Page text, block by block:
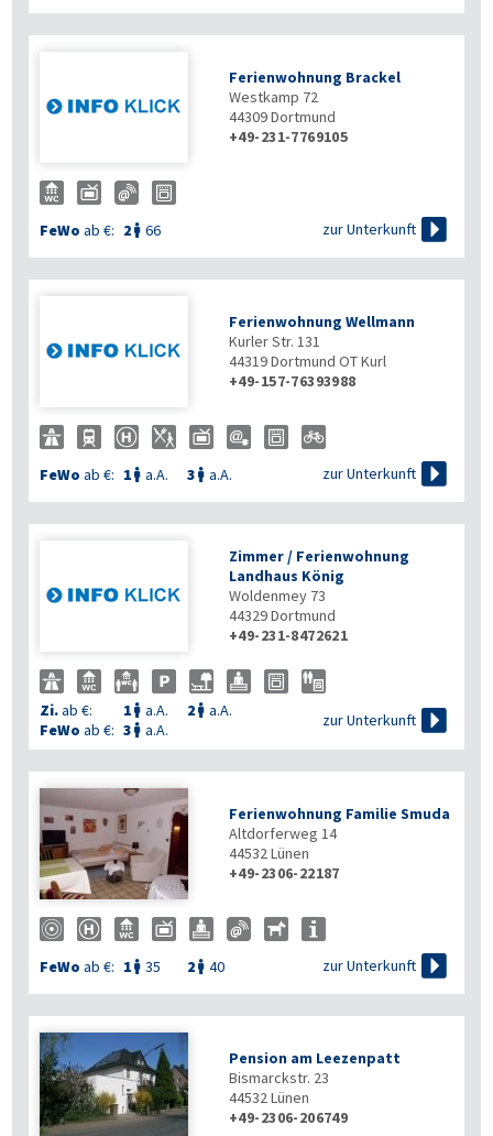
Ferienwohnung Brackel
Westkamp 72
44309Dortmund
+49-231-7769105
FeWo ab €: 2  66 zur Unterkunft 
Ferienwohnung Wellmann
Kurler Str. 131
44319Dortmund OT Kurl
+49-157-76393988
FeWo ab €: 1  a.A. 3  a.A. zur Unterkunft 
Zimmer / Ferienwohnung
Landhaus König
Woldenmey 73
44329Dortmund
+49-231-8472621
Zi.ab €: 1  a.A. 2  a.A.
FeWo ab €: 3  a.A.
zur Unterkunft 
Ferienwohnung Familie Smuda
Altdorferweg 14
44532Lünen
+49-2306-22187
FeWo ab €: 1  35 2  40 zur Unterkunft 
Pension am Leezenpatt
Bismarckstr. 23
44532Lünen
+49-2306-206749